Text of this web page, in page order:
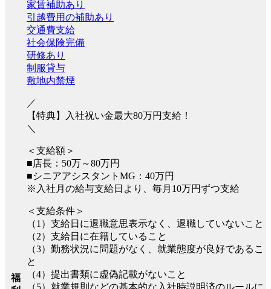
福
家賃補助あり
引越費用の補助あり
交通費支給
社会保険完備
研修あり
制服貸与
敷地内禁煙
／
【特典】入社祝い金最大80万円支給！
＼
＜支給額＞
■店長：50万～80万円
■シニアアシスタントMG：40万円
※入社月の給与支給日より、毎月10万円ずつ支給
＜支給条件＞
（1）支給日に退職意思表示なく、退職していないこと
（2）支給日に在籍していること
（3）勤務状況に問題がなく、就業態度が良好であるこ
と
（4）提出書類に虚偽記載がないこと
（5）就業規則などの基本的な入社時説明済のルールに